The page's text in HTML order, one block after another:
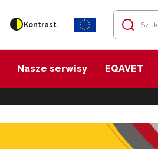
Kontrast
Nasze serwisy EQAVET